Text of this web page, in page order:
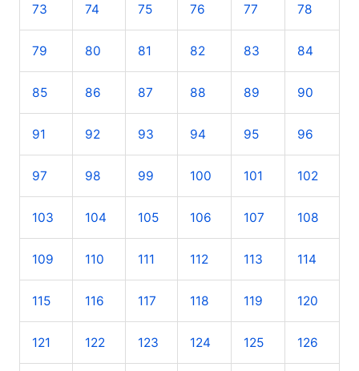
73 74 75 76 77 78
79 80 81 82 83 84
85 86 87 88 89 90
91 92 93 94 95 96
97 98 99 100 101 102
103 104 105 106 107 108
109 110 111 112 113 114
115 116 117 118 119 120
121 122 123 124 125 126